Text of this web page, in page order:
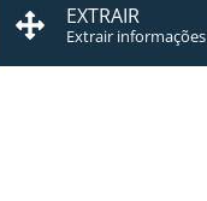
EXTRAIR
Extrair